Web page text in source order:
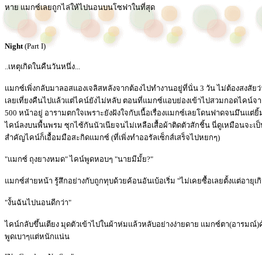
หาย แมกซ์เลยถูกไล่ให้ไปนอนบนโซฟาในที่สุด
Night(Part I)
..เหตุเกิดในคืนวันหนึ่ง...
แมกซ์เพิ่งกลับมาลอสแองเจลิสหลังจากต้องไปทำงานอยู่ที่นั่น 3 วัน ไม่ต้องสงสั
เลยเที่ยงคืนไปแล้วแต่ไคน์ยังไม่หลับ ตอนที่แมกซ์แอบย่องเข้าไปสวมกอดไค
500 หน้าอยู่ อารามตกใจเพราะยังฝังใจกับเนื้อเรื่องแมกซ์เลยโดนฟาดจนมึน
ไคน์ลงบนพื้นพรม ซุกไซ้กันนัวเนียจนไม่เหลือเสื้อผ้าติดตัวสักชิ้น นี่ดูเหมือนจะเป็
สำคัญไคน์ก็เอื้อมมือสะกิดแมกซ์ (ที่เพิ่งทำออรัลเซ็กส์เสร็จไปหยกๆ)
"แมกซ์ ถุงยางหมด" ไคน์พูดหอบๆ "นายมีมั้ย?"
แมกซ์ส่ายหน้า รู้สึกอย่างกับถูกทุบด้วยค้อนอันเบ้อเริ่ม "ไม่เคยซื้อเลยตั้งแต่อายุเ
"งั้นฉันไปนอนดีกว่า"
ไคน์กลับขึ้นเตียง มุดตัวเข้าไปในผ้าห่มแล้วหลับอย่างง่ายดาย แมกซ์ตา(อารมณ์
พูดเบาๆแต่หนักแน่น